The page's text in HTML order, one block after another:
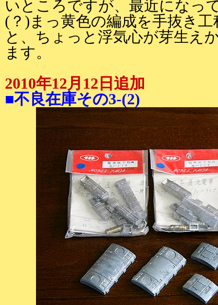
いところですが、最近になっ
(？)まっ黄色の編成を手抜き
と、ちょっと浮気心が芽生え
ます。
2010年12月12日追加
■不良在庫その3-(2)